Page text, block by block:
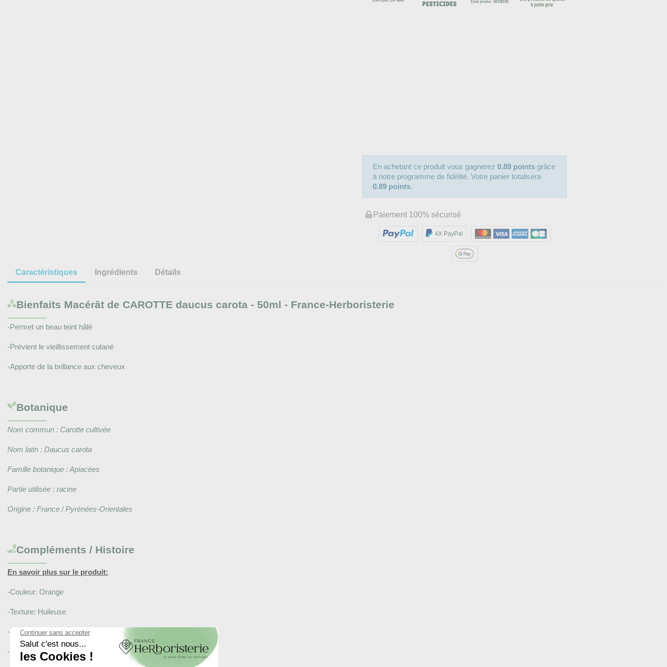
En achetant ce produit vous gagnerez0.89 points grâce
à notre programme de fidélité. Votre panier totalisera
0.89 points.
Paiement 100% sécurisé
4X PayPal
Caractéristiques Ingrédients Détails
Bienfaits Macérât de CAROTTE daucus carota - 50ml - France-Herboristerie
-Permet un beau teint hâlé
-Prévient le vieillissement cutané
-Apporte de la brillance aux cheveux
Botanique
Nom commun : Carotte cultivée
Nom latin : Daucus carota
Famille botanique : Apiacées
Partie utilisée : racine
Origine : France / Pyrénées-Orientales
Compléments / Histoire
En savoir plus sur le produit:
-Couleur: Orange
-Texture: Huileuse
-Non testé sur les animaux
-Fabriqué de A à Z dans les Pyrénées Orientales